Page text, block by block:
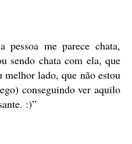
me parece chata,
sendo chata com ela, que
melhor lado, que não estou
conseguindo ver aquilo
:)”